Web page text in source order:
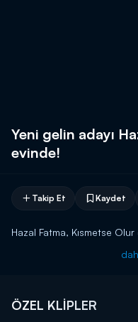
Yeni gelin adayı
evinde!
Takip Et Kaydet
Hazal Fatma, Kısmetse
ÖZEL KLİPLER